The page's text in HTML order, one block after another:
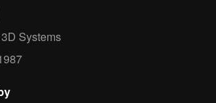
3D Systems